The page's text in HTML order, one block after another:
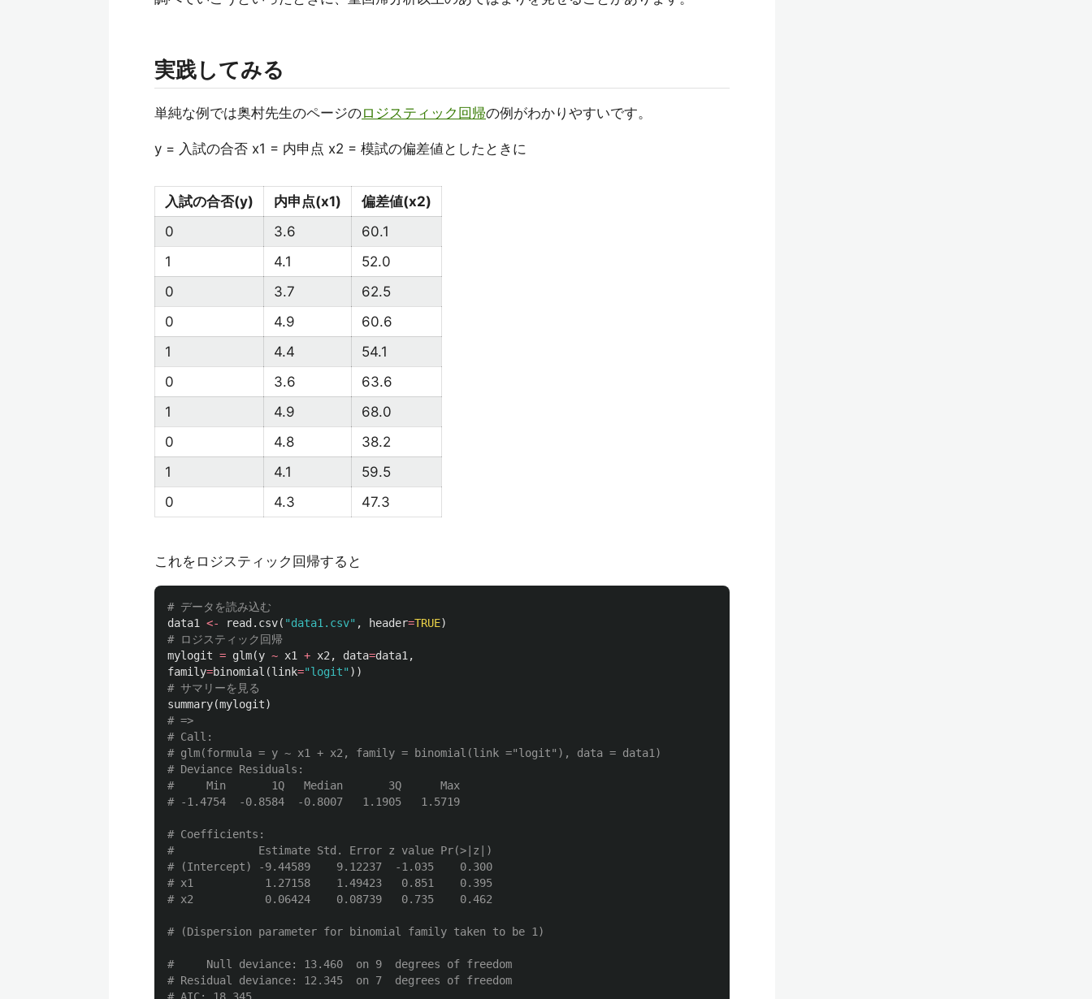
実践してみる
単純な例では奥村先生のページのロジスティック回帰の例がわかりやすいです。
y = 入試の合否 x1 = 内申点 x2 = 模試の偏差値としたときに
入試の合否(y) 内申点(x1)
偏差値(x2)
0
3.6
60.1
1
4.1
52.0
0
3.7
62.5
0
4.9
60.6
1
4.4
54.1
0
3.6
63.6
1
4.9
68.0
0
4.8
38.2
1
4.1
59.5
0
4.3 47.3
これをロジスティック回帰すると
# データを読み込む
data1
<- read.csv( "data1.csv" , header=TRUE)
# ロジスティック回帰
mylogit = glm(y ~ x1 + x2 , data=data1 ,
family=binomial (link="logit" ))
# サマリーを見る
summary(mylogit)
# =>
# Call:
# glm(formula = y ~ x1 + x2, family = binomial(link ="logit"), data = data1)
# Deviance Residuals:
#     Min       1Q   Median       3Q      Max
# -1.4754  -0.8584  -0.8007   1.1905   1.5719
# Coefficients:
#             Estimate Std. Error z value Pr(>|z|)
# (Intercept) -9.44589    9.12237  -1.035    0.300
# x1           1.27158    1.49423   0.851    0.395
# x2           0.06424    0.08739   0.735    0.462
# (Dispersion parameter for binomial family taken to be 1)
#     Null deviance: 13.460  on 9  degrees of freedom
# Residual deviance: 12.345  on 7  degrees of freedom